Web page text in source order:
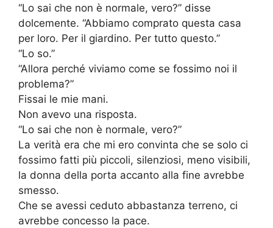
“Lo sai che non è normale, vero?” disse
dolcemente. “Abbiamo comprato questa casa
per loro. Per il giardino. Per tutto questo.”
“Lo so.”
“Allora perché viviamo come se fossimo noi il
problema?”
Fissai le mie mani.
Non avevo una risposta.
“Lo sai che non è normale, vero?”
La verità era che mi ero convinta che se solo ci
fossimo fatti più piccoli, silenziosi, meno visibili,
la donna della porta accanto alla fine avrebbe
smesso.
Che se avessi ceduto abbastanza terreno, ci
avrebbe concesso la pace.